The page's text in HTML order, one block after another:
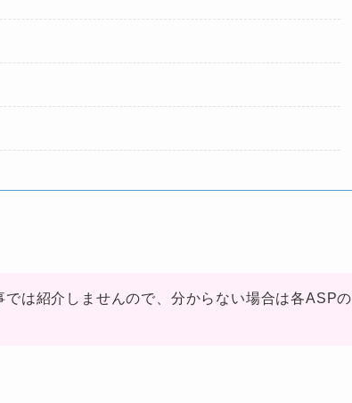
は紹介しませんので、分からない場合は各ASPの